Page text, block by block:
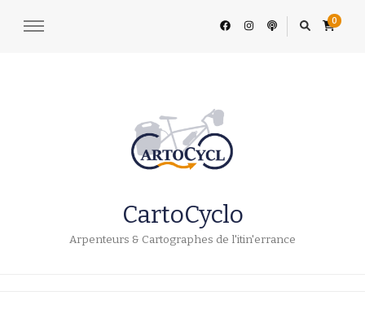
0
CartoCyclo
Arpenteurs & Cartographes de l'itin'errance